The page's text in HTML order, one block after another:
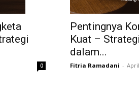
0
Pentingnya
Kuat –
dalam...
Fitria Ramadani -